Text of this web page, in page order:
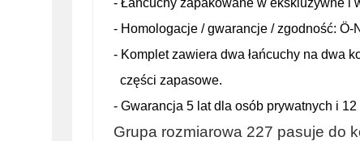
- Homologacje / gwarancje / zgodność: Ö-
- Komplet zawiera dwa łańcuchy na dwa
części zapasowe.
- Gwarancja 5 lat dla osób prywatnych i
Grupa rozmiarowa 227 pasuje do